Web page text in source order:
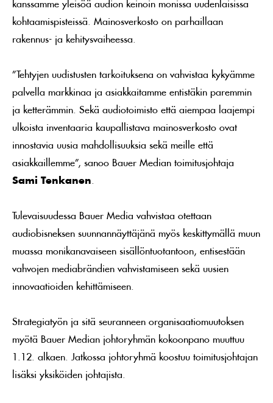
kanssamme yleisöä audion keinoin monissa uudenlaisissa
kohtaamispisteissä. Mainosverkosto on parhaillaan
rakennus- ja kehitysvaiheessa.
”Tehtyjen uudistusten tarkoituksena on vahvistaa kykyämme
palvella markkinaa ja asiakkaitamme entistäkin paremmin
ja ketterämmin. Sekä audiotoimisto että aiempaa laajempi
ulkoista inventaaria kaupallistava mainosverkosto ovat
innostavia uusia mahdollisuuksia sekä meille että
asiakkaillemme”, sanoo Bauer Median toimitusjohtaja
Sami Tenkanen
Tulevaisuudessa Bauer Media vahvistaa otettaan
audiobisneksen suunnannäyttäjänä myös keskittymällä muun
muassa monikanavaiseen sisällöntuotantoon, entisestään
vahvojen mediabrändien vahvistamiseen sekä uusien
innovaatioiden kehittämiseen.
Strategiatyön ja sitä seuranneen organisaatiomuutoksen
myötä Bauer Median johtoryhmän kokoonpano muuttuu
1.12. alkaen. Jatkossa johtoryhmä koostuu toimitusjohtajan
lisäksi yksiköiden johtajista.